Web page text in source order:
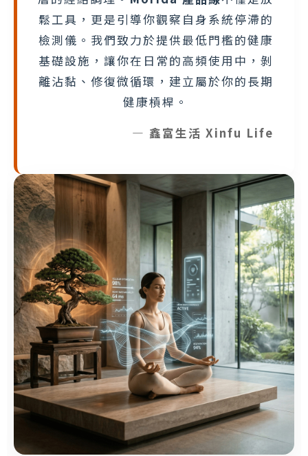
鬆工具，更是引導你觀察自身系統停滯的
檢測儀。我們致力於提供最低門檻的健康
基礎設施，讓你在日常的高頻使用中，剝
離沾黏、修復微循環，建立屬於你的長期
健康槓桿。
— 鑫富生活 Xinfu Life